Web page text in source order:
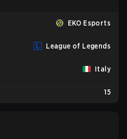
EKO Esports
League of Legends
Italy
15